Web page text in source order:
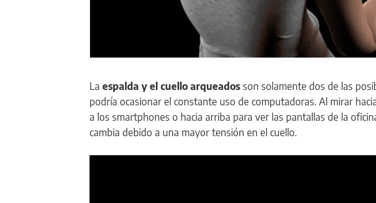
La espalda y el cuello arqueados son solamente dos de las
podría ocasionar el constante uso de computadoras. Al mirar
a los smartphones o hacia arriba para ver las pantallas de la
cambia debido a una mayor tensión en el cuello.